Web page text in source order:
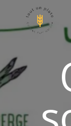
Panneau de gestion